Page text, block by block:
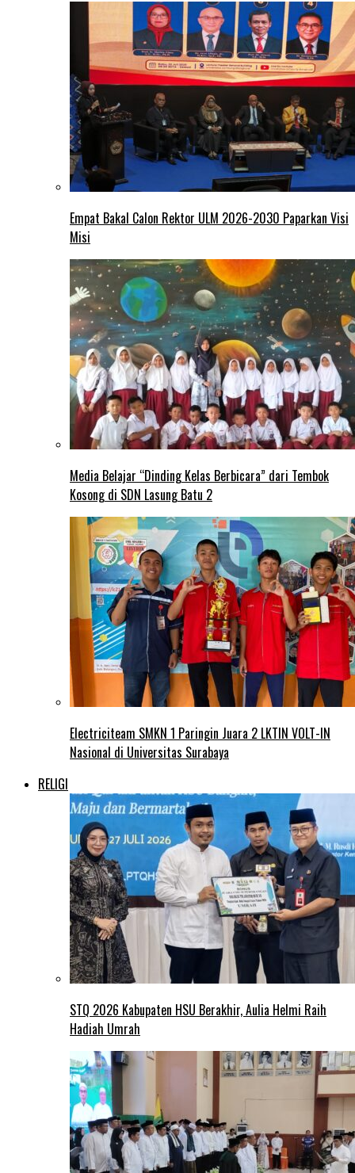
Empat Bakal Calon Rektor ULM 2026-2030 Paparkan Visi
Misi
Media Belajar “Dinding Kelas Berbicara” dari Tembok
Kosong di SDN Lasung Batu 2
Electriciteam SMKN 1 Paringin Juara 2 LKTIN VOLT-IN
Nasional di Universitas Surabaya
RELIGI
STQ 2026 Kabupaten HSU Berakhir, Aulia Helmi Raih
Hadiah Umrah